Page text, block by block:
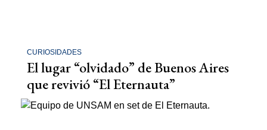
CURIOSIDADES
El lugar “olvidado” de Buenos Aires
que revivió “El Eternauta”